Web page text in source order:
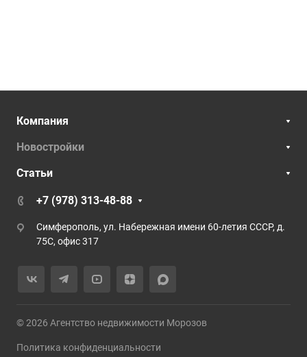
Компания
Новостройки
Статьи
+7 (978) 313-48-88
Симферополь, ул. Набережная имени 60-летия СССР, д.
75С, офис 317
© 2026 Агентство недвижимости Морозов
Политика конфиденциальности